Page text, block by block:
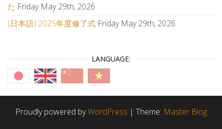
た Friday May 29th, 2026
(日本語) 2025年度修了式 Friday May 29th, 2026
LANGUAGE:
Proudly powered byWordPress | Theme: Master Blog